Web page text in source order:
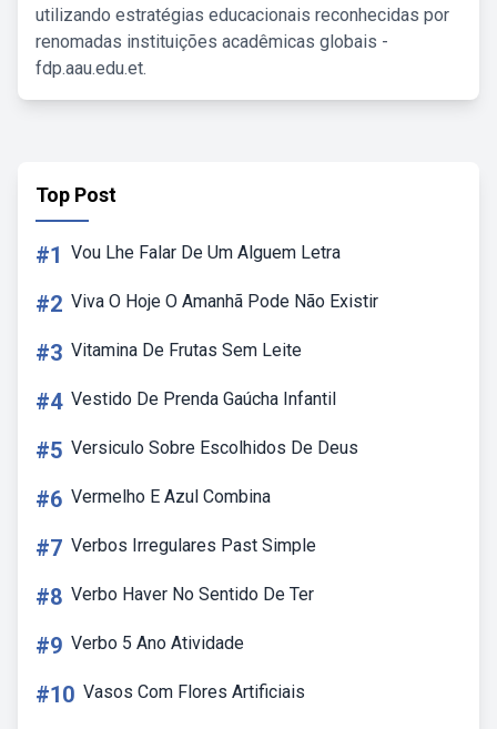
utilizando estratégias educacionais reconhecidas por
renomadas instituições acadêmicas globais -
fdp.aau.edu.et.
Top Post
#1 Vou Lhe Falar De Um Alguem Letra
#2 Viva O Hoje O Amanhã Pode Não Existir
#3 Vitamina De Frutas Sem Leite
#4 Vestido De Prenda Gaúcha Infantil
#5 Versiculo Sobre Escolhidos De Deus
#6 Vermelho E Azul Combina
#7 Verbos Irregulares Past Simple
#8 Verbo Haver No Sentido De Ter
#9 Verbo 5 Ano Atividade
#10 Vasos Com Flores Artificiais